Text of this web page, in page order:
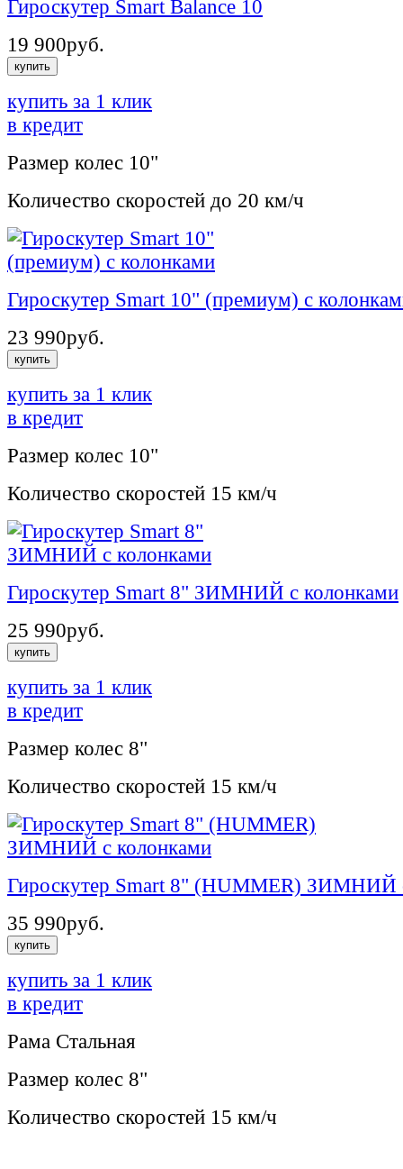
Гироскутер Smart Balance 10
19 900руб.
купить
купить за 1 клик
в кредит
Размер колес 10"
Количество скоростей до 20 км/ч
Гироскутер Smart 10" (премиум) с
23 990руб.
купить
купить за 1 клик
в кредит
Размер колес 10"
Количество скоростей 15 км/ч
Гироскутер Smart 8" ЗИМНИЙ с колонками
25 990руб.
купить
купить за 1 клик
в кредит
Размер колес 8"
Количество скоростей 15 км/ч
Гироскутер Smart 8" (HUMMER) ЗИМНИЙ
35 990руб.
купить
купить за 1 клик
в кредит
Рама Стальная
Размер колес 8"
Количество скоростей 15 км/ч